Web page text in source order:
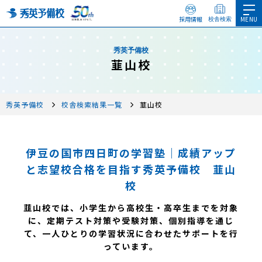
採用情報 校舎検索
秀英予備校
韮山校
秀英予備校 校舎検索結果一覧 韮山校
伊豆の国市四日町の学習塾｜成績アップ
と志望校合格を目指す秀英予備校 韮山
校
韮山校では、小学生から高校生・高卒生までを対象
に、定期テスト対策や受験対策、個別指導を通じ
て、一人ひとりの学習状況に合わせたサポートを行
っています。